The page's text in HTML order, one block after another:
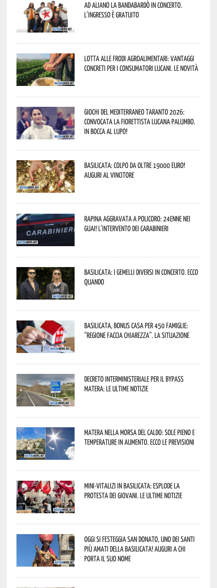
Ad Aliano la Bandabardò in concerto.
L’ingresso è gratuito
Lotta alle frodi agroalimentari: vantaggi
concreti per i consumatori lucani. Le novità
Giochi del Mediterraneo Taranto 2026:
convocata la fiorettista lucana Palumbo.
In bocca al lupo!
Basilicata: colpo da oltre 19000 Euro!
Auguri al vincitore
Rapina aggravata a Policoro: 24enne nei
guai! L’intervento dei Carabinieri
Basilicata: i Gemelli DiVersi in concerto. Ecco
quando
Basilicata, Bonus casa per 450 famiglie:
“Regione faccia chiarezza”. La situazione
Decreto interministeriale per il Bypass
Matera: le ultime notizie
Matera nella morsa del caldo: sole pieno e
temperature in aumento. Ecco le previsioni
Mini-vitalizi in Basilicata: esplode la
protesta dei giovani. Le ultime notizie
Oggi si festeggia San Donato, uno dei Santi
più amati della Basilicata! Auguri a chi
porta il suo nome